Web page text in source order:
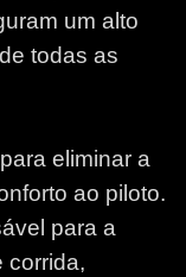
um alto
todas as
eliminar a
ao piloto.
para a
corrida,